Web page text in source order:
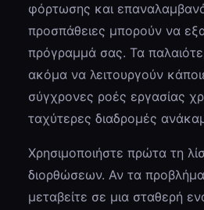
φόρτωσης και
προσπάθειες μπορούν να
πρόγραμμά σας. Τα
ακόμα να λειτουργούν
σύγχρονες ροές εργασίας
ταχύτερες διαδρομές
Χρησιμοποιήστε πρώτα τη
διορθώσεων. Αν τα
μεταβείτε σε μια σταθερή